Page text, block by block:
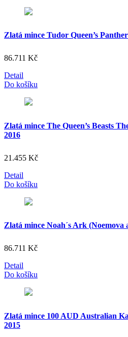
Zlatá mince Tudor Queen’s
86.711 Kč
Detail
Do košíku
Zlatá mince The Queen’s Beasts
2016
21.455 Kč
Detail
Do košíku
Zlatá mince Noah´s Ark (Noemova
86.711 Kč
Detail
Do košíku
Zlatá mince 100 AUD Australian
2015